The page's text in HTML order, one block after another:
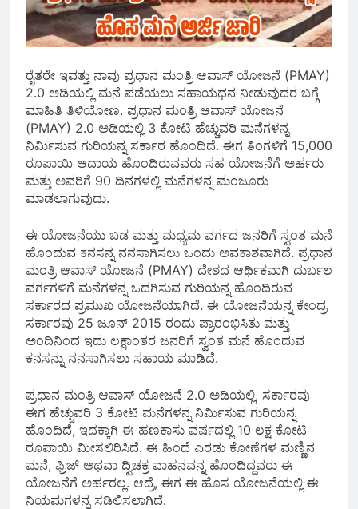
ರೈತರೇ ಇವತ್ತು ನಾವು ಪ್ರಧಾನ ಮಂತ್ರಿ ಆವಾಸ್ ಯೋಜನೆ (PMAY)
2.0 ಅಡಿಯಲ್ಲಿ ಮನೆ ಪಡೆಯಲು ಸಹಾಯಧನ ನೀಡುವುದರ ಬಗ್ಗೆ
ಮಾಹಿತಿ ತಿಳಿಯೋಣ. ಪ್ರಧಾನ ಮಂತ್ರಿ ಆವಾಸ್ ಯೋಜನೆ
(PMAY) 2.0 ಅಡಿಯಲ್ಲಿ 3 ಕೋಟಿ ಹೆಚ್ಚುವರಿ ಮನೆಗಳನ್ನ
ನಿರ್ಮಿಸುವ ಗುರಿಯನ್ನ ಸರ್ಕಾರ ಹೊಂದಿದೆ. ಈಗ ತಿಂಗಳಿಗೆ 15,000
ರೂಪಾಯಿ ಆದಾಯ ಹೊಂದಿರುವವರು ಸಹ ಯೋಜನೆಗೆ ಅರ್ಹರು
ಮತ್ತು ಅವರಿಗೆ 90 ದಿನಗಳಲ್ಲಿ ಮನೆಗಳನ್ನ ಮಂಜೂರು
ಮಾಡಲಾಗುವುದು.
ಈ ಯೋಜನೆಯು ಬಡ ಮತ್ತು ಮಧ್ಯಮ ವರ್ಗದ ಜನರಿಗೆ ಸ್ವಂತ ಮನೆ
ಹೊಂದುವ ಕನಸನ್ನ ನನಸಾಗಿಸಲು ಒಂದು ಅವಕಾಶವಾಗಿದೆ. ಪ್ರಧಾನ
ಮಂತ್ರಿ ಆವಾಸ್ ಯೋಜನೆ (PMAY) ದೇಶದ ಆರ್ಥಿಕವಾಗಿ ದುರ್ಬಲ
ವರ್ಗಗಳಿಗೆ ಮನೆಗಳನ್ನ ಒದಗಿಸುವ ಗುರಿಯನ್ನ ಹೊಂದಿರುವ
ಸರ್ಕಾರದ ಪ್ರಮುಖ ಯೋಜನೆಯಾಗಿದೆ. ಈ ಯೋಜನೆಯನ್ನ ಕೇಂದ್ರ
ಸರ್ಕಾರವು 25 ಜೂನ್ 2015 ರಂದು ಪ್ರಾರಂಭಿಸಿತು ಮತ್ತು
ಅಂದಿನಿಂದ ಇದು ಲಕ್ಷಾಂತರ ಜನರಿಗೆ ಸ್ವಂತ ಮನೆ ಹೊಂದುವ
ಕನಸನ್ನು ನನಸಾಗಿಸಲು ಸಹಾಯ ಮಾಡಿದೆ.
ಪ್ರಧಾನ ಮಂತ್ರಿ ಆವಾಸ್ ಯೋಜನೆ 2.0 ಅಡಿಯಲ್ಲಿ, ಸರ್ಕಾರವು
ಈಗ ಹೆಚ್ಚುವರಿ 3 ಕೋಟಿ ಮನೆಗಳನ್ನ ನಿರ್ಮಿಸುವ ಗುರಿಯನ್ನ
ಹೊಂದಿದೆ, ಇದಕ್ಕಾಗಿ ಈ ಹಣಕಾಸು ವರ್ಷದಲ್ಲಿ 10 ಲಕ್ಷ ಕೋಟಿ
ರೂಪಾಯಿ ಮೀಸಲಿರಿಸಿದೆ. ಈ ಹಿಂದೆ ಎರಡು ಕೋಣೆಗಳ ಮಣ್ಣಿನ
ಮನೆ, ಫ್ರಿಜ್ ಅಥವಾ ದ್ವಿಚಕ್ರ ವಾಹನವನ್ನ ಹೊಂದಿದ್ದವರು ಈ
ಯೋಜನೆಗೆ ಅರ್ಹರಲ್ಲ. ಆದ್ರೆ, ಈಗ ಈ ಹೊಸ ಯೋಜನೆಯಲ್ಲಿ ಈ
ನಿಯಮಗಳನ್ನ ಸಡಿಲಿಸಲಾಗಿದೆ.